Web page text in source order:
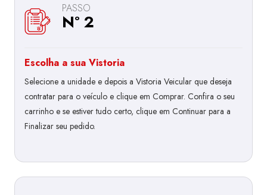
PASSO
Nº 2
Escolha a sua Vistoria
Selecione a unidade e depois a Vistoria Veicular que deseja
contratar para o veículo e clique em Comprar. Confira o seu
carrinho e se estiver tudo certo, clique em Continuar para a
Finalizar seu pedido.